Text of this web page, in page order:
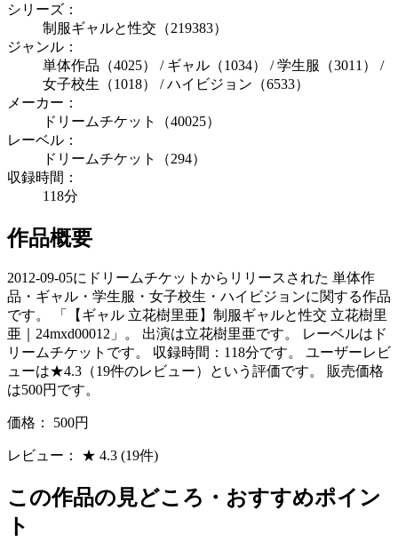
シリーズ：
制服ギャルと性交（219383）
ジャンル：
単体作品（4025） / ギャル（1034） / 学生服（3011） /
女子校生（1018） / ハイビジョン（6533）
メーカー：
ドリームチケット（40025）
レーベル：
ドリームチケット（294）
収録時間：
118分
作品概要
2012-09-05にドリームチケットからリリースされた 単体作
品・ギャル・学生服・女子校生・ハイビジョンに関する作品
です。 「【ギャル 立花樹里亜】制服ギャルと性交 立花樹里
亜｜24mxd00012」。 出演は立花樹里亜です。 レーベルはド
リームチケットです。 収録時間：118分です。 ユーザーレビ
ューは★4.3（19件のレビュー）という評価です。 販売価格
は500円です。
価格： 500円
レビュー： ★ 4.3 (19件)
この作品の見どころ・おすすめポイン
ト